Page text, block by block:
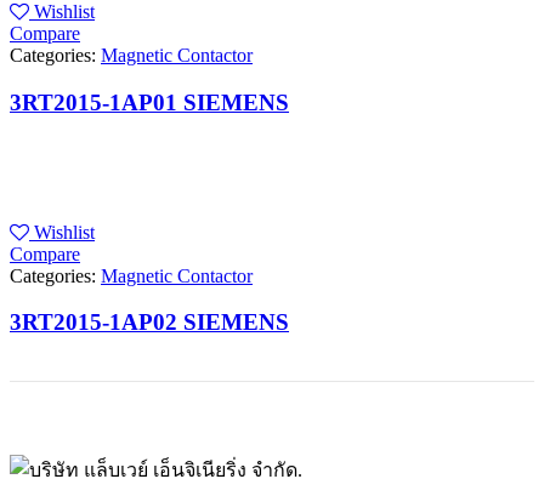
Wishlist
Compare
Categories: Magnetic Contactor
3RT2015-1AP01 SIEMENS
Wishlist
Compare
Categories: Magnetic Contactor
3RT2015-1AP02 SIEMENS